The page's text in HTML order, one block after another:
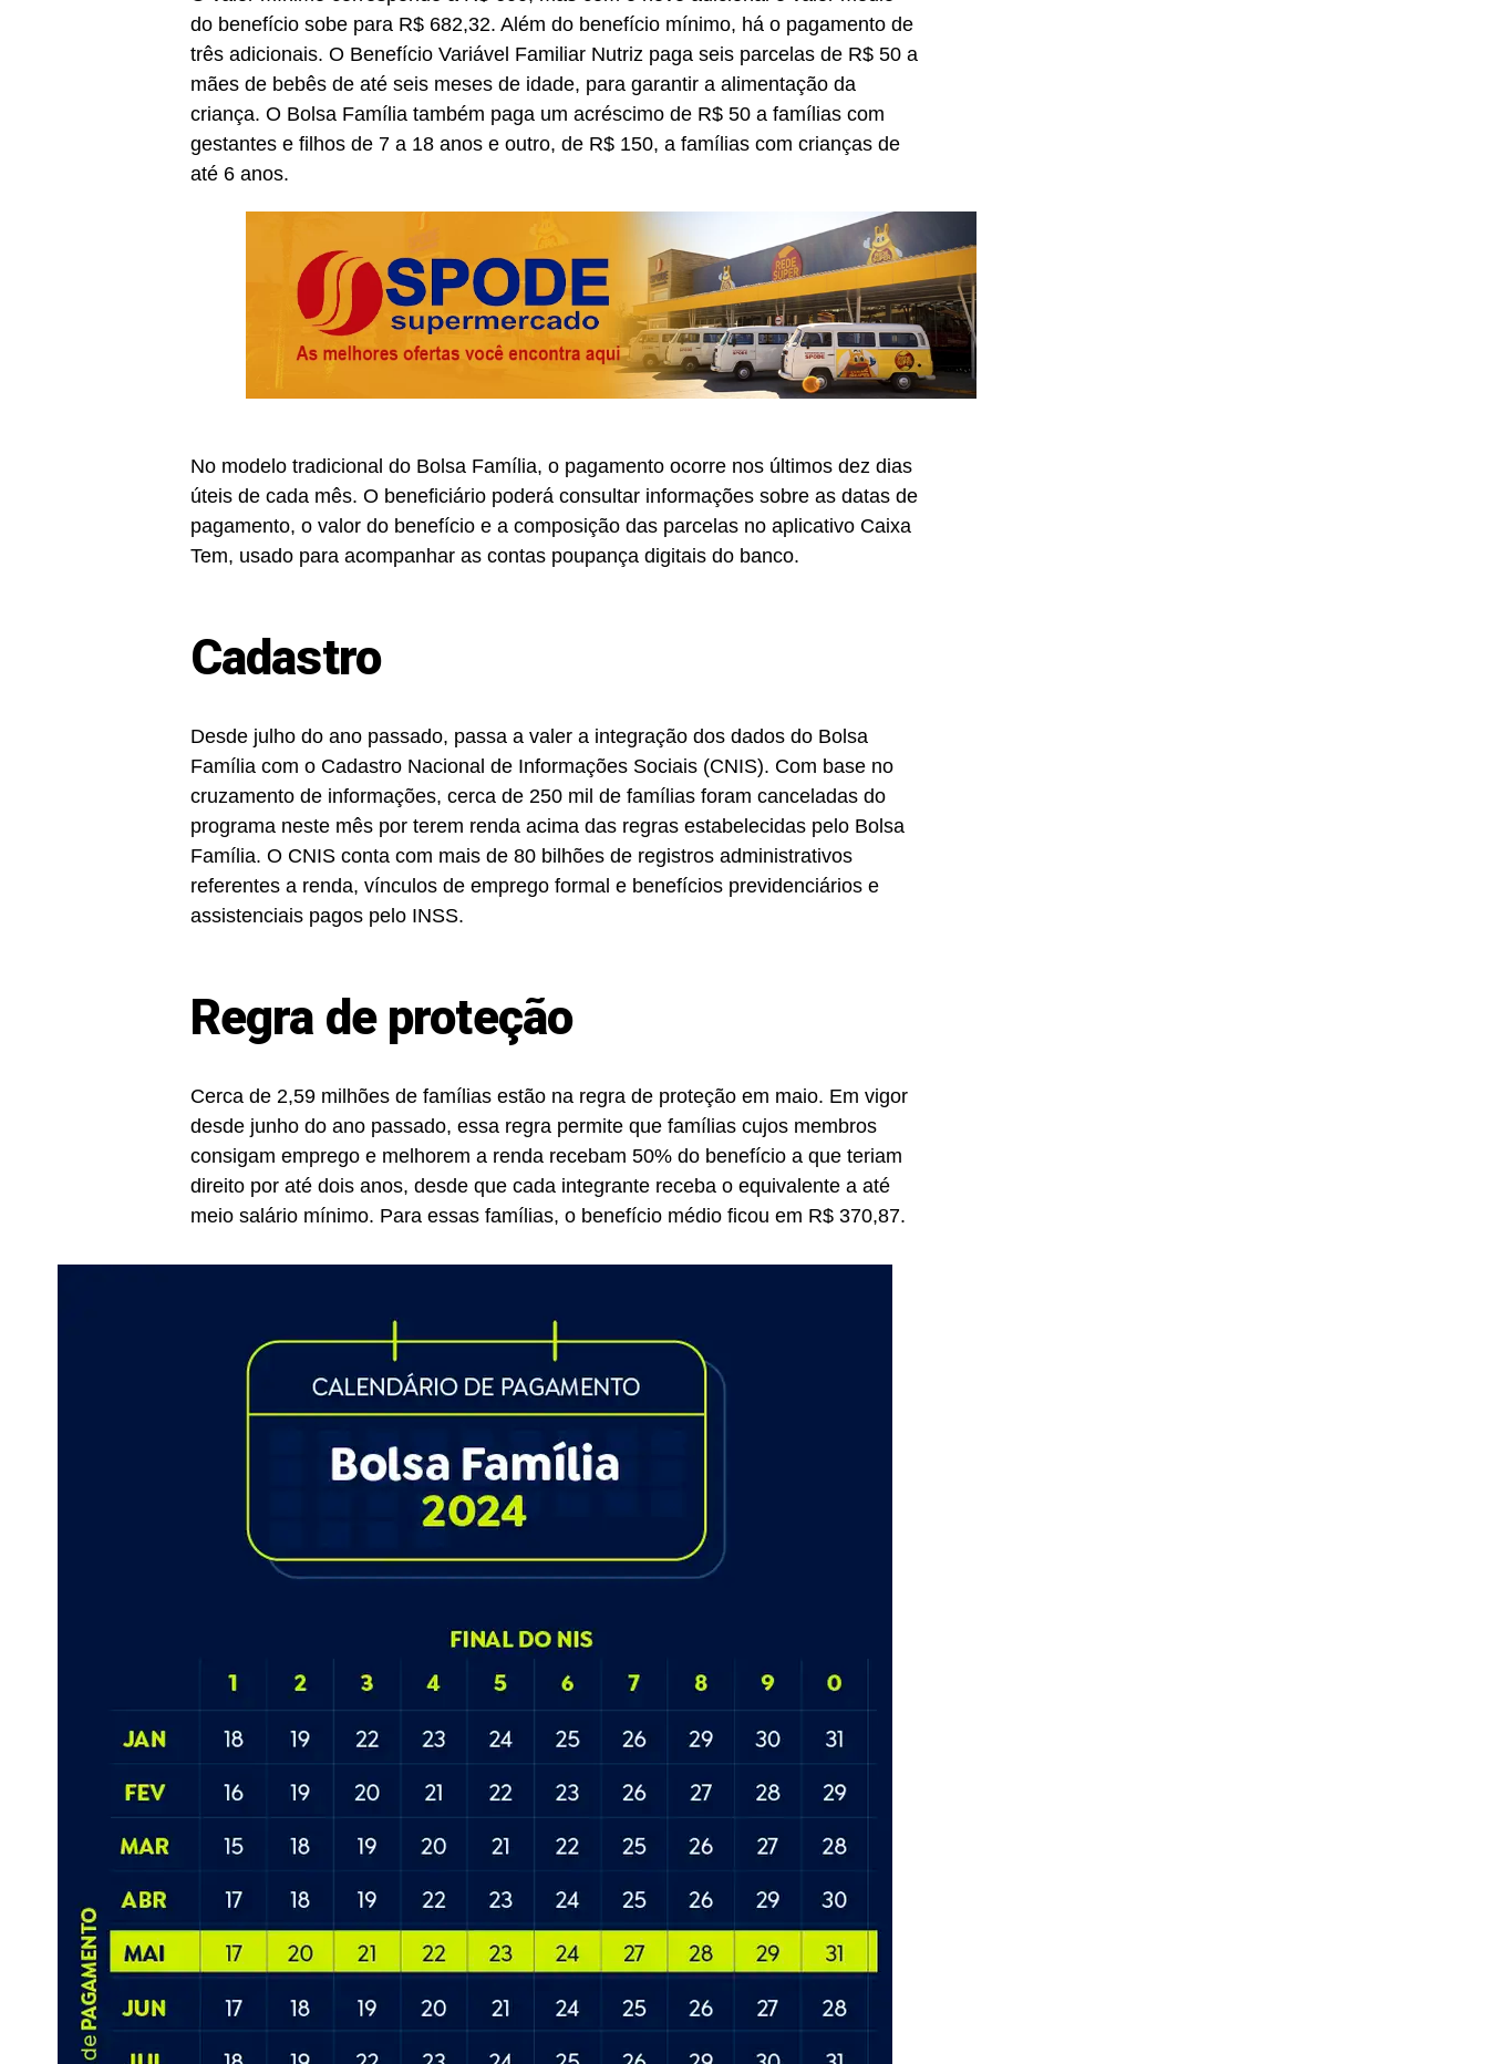
do benefício sobe para R$ 682,32. Além do benefício mínimo, há o pagamento de
três adicionais. O Benefício Variável Familiar Nutriz paga seis parcelas de R$ 50 a
mães de bebês de até seis meses de idade, para garantir a alimentação da
criança. O Bolsa Família também paga um acréscimo de R$ 50 a famílias com
gestantes e filhos de 7 a 18 anos e outro, de R$ 150, a famílias com crianças de
até 6 anos.
No modelo tradicional do Bolsa Família, o pagamento ocorre nos últimos dez dias
úteis de cada mês. O beneficiário poderá consultar informações sobre as datas de
pagamento, o valor do benefício e a composição das parcelas no aplicativo Caixa
Tem, usado para acompanhar as contas poupança digitais do banco.
Cadastro
Desde julho do ano passado, passa a valer a integração dos dados do Bolsa
Família com o Cadastro Nacional de Informações Sociais (CNIS). Com base no
cruzamento de informações, cerca de 250 mil de famílias foram canceladas do
programa neste mês por terem renda acima das regras estabelecidas pelo Bolsa
Família. O CNIS conta com mais de 80 bilhões de registros administrativos
referentes a renda, vínculos de emprego formal e benefícios previdenciários e
assistenciais pagos pelo INSS.
Regra de proteção
Cerca de 2,59 milhões de famílias estão na regra de proteção em maio. Em vigor
desde junho do ano passado, essa regra permite que famílias cujos membros
consigam emprego e melhorem a renda recebam 50% do benefício a que teriam
direito por até dois anos, desde que cada integrante receba o equivalente a até
meio salário mínimo. Para essas famílias, o benefício médio ficou em R$ 370,87.